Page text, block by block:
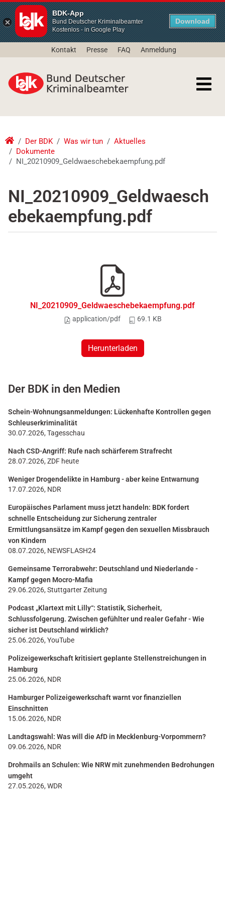
BDK-App
Bund Deutscher Kriminalbeamter
Kostenlos - in Google Play
Download
Kontakt Presse FAQ Anmeldung
Der BDK Was wir tun
Aktuelles
Dokumente
NI_20210909_Geldwaeschebekaempfung.pdf
NI_20210909_Geldwaesch
ebekaempfung.pdf
NI_20210909_Geldwaeschebekaempfung.pdf
application/pdf 69.1 KB
Herunterladen
Der BDK in den Medien
Schein-Wohnungsanmeldungen: Lückenhafte Kontrollen gegen
Schleuserkriminalität
30.07.2026, Tagesschau
Nach CSD-Angriff: Rufe nach schärferem Strafrecht
28.07.2026, ZDF heute
Weniger Drogendelikte in Hamburg - aber keine Entwarnung
17.07.2026, NDR
Europäisches Parlament muss jetzt handeln: BDK fordert
schnelle Entscheidung zur Sicherung zentraler
Ermittlungsansätze im Kampf gegen den sexuellen Missbrauch
von Kindern
08.07.2026, NEWSFLASH24
Gemeinsame Terrorabwehr: Deutschland und Niederlande -
Kampf gegen Mocro-Mafia
29.06.2026, Stuttgarter Zeitung
Podcast „Klartext mit Lilly“: Statistik, Sicherheit,
Schlussfolgerung. Zwischen gefühlter und realer Gefahr - Wie
sicher ist Deutschland wirklich?
25.06.2026, YouTube
Polizeigewerkschaft kritisiert geplante Stellenstreichungen in
Hamburg
25.06.2026, NDR
Hamburger Polizeigewerkschaft warnt vor finanziellen
Einschnitten
15.06.2026, NDR
Landtagswahl: Was will die AfD in Mecklenburg-Vorpommern?
09.06.2026, NDR
Drohmails an Schulen: Wie NRW mit zunehmenden Bedrohungen
umgeht
27.05.2026, WDR